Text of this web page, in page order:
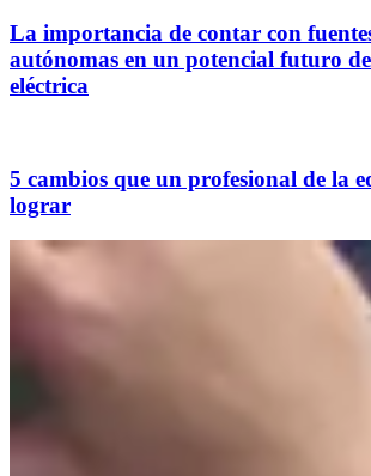
La importancia de contar con
autónomas en un potencial futuro
eléctrica
5 cambios que un profesional de la
lograr